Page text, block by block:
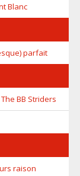
Blanc
parfait
BB Striders
raison